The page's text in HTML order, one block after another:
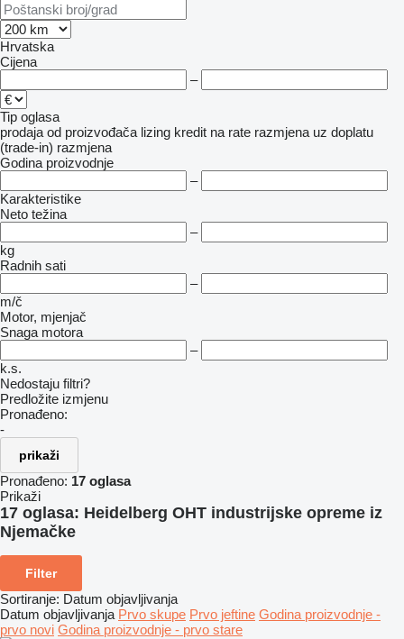
Hrvatska
Cijena
–
Tip oglasa
prodaja od proizvođača lizing kredit na rate razmjena uz doplatu
(trade-in) razmjena
Godina proizvodnje
–
Karakteristike
Neto težina
–
kg
Radnih sati
–
m/č
Motor, mjenjač
Snaga motora
–
k.s.
Nedostaju filtri?
Predložite izmjenu
Pronađeno:
-
prikaži
Pronađeno: 17 oglasa
Prikaži
17 oglasa: Heidelberg OHT industrijske opreme iz
Njemačke
Filter
Sortiranje: Datum objavljivanja
Datum objavljivanja Prvo skupe Prvo jeftine Godina proizvodnje -
prvo novi Godina proizvodnje - prvo stare